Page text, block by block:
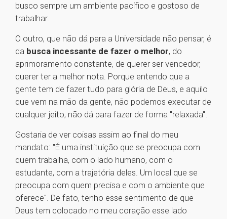
busco sempre um ambiente pacífico e gostoso de
trabalhar.
O outro, que não dá para a Universidade não pensar, é
da busca incessante de fazer o melhor, do
aprimoramento constante, de querer ser vencedor,
querer ter a melhor nota. Porque entendo que a
gente tem de fazer tudo para glória de Deus, e aquilo
que vem na mão da gente, não podemos executar de
qualquer jeito, não dá para fazer de forma "relaxada".
Gostaria de ver coisas assim ao final do meu
mandato: "É uma instituição que se preocupa com
quem trabalha, com o lado humano, com o
estudante, com a trajetória deles. Um local que se
preocupa com quem precisa e com o ambiente que
oferece". De fato, tenho esse sentimento de que
Deus tem colocado no meu coração esse lado